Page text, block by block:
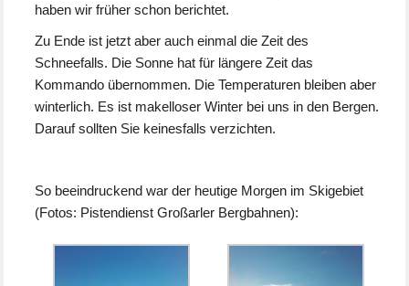
haben wir früher schon berichtet.
Zu Ende ist jetzt aber auch einmal die Zeit des
Schneefalls. Die Sonne hat für längere Zeit das
Kommando übernommen. Die Temperaturen bleiben aber
winterlich. Es ist makelloser Winter bei uns in den Bergen.
Darauf sollten Sie keinesfalls verzichten.
So beeindruckend war der heutige Morgen im Skigebiet
(Fotos: Pistendienst Großarler Bergbahnen):